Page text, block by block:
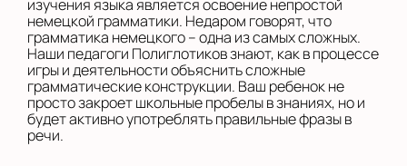
изучения языка является освоение непростой
немецкой грамматики. Недаром говорят, что
грамматика немецкого – одна из самых сложных.
Наши педагоги Полиглотиков знают, как в процессе
игры и деятельности объяснить сложные
грамматические конструкции. Ваш ребенок не
просто закроет школьные пробелы в знаниях, но и
будет активно употреблять правильные фразы в
речи.